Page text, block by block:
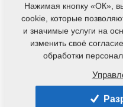
Код продукта:
Данная деталь также
следующего
Нажимая кнопку «ОК»,
cookie, которые
и значимые услуги на
изменить своё
обработки